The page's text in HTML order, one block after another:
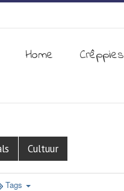
Home Crêppies
Cultuur
Tags